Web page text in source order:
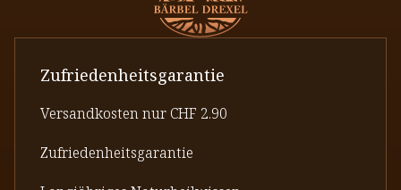
Zufriedenheitsgarantie
Versandkosten nur CHF 2.90
Zufriedenheitsgarantie